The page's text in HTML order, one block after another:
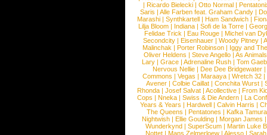
| Ricardo Bielecki | Otto Normal |
Saris | Alle Farben feat. Graham Candy |
Marashi | Synthkartell | Ham Sandwich |
Lilja Bloom | Indiana | Sofi de la Torre |
Felidae Trick | Eau Rouge | Michel van
Secondcity |Eisenhauer |Woody Pitney |
Malinchak |Porter Robinson | Iggy and
Oliver Heldens |Steve Angello |As Animals
Lary | Grace | Adrenaline Rush | Tom
Nervous Nellie | Dee Dee Bridgewater |
Commons |Vegas |Maraaya |Wretch 32 |
Avener | Colbie Caillat | Conchita Wurst |
Rhonda | Josef Salvat | Acollective | From
Cops | Nneka | Swiss & Die Andern | La
Years & Years |Hardwell |Calvin Harris |
The Queens | Pentatones | Kafka Tamura
Nightwish |Ellie Goulding |Morgan James
Wunderkynd | SuperScum | Martin Luke
Nottet |Mans Zelmerloew |Alesso |